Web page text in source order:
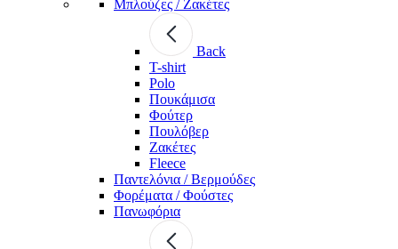
Μπλούζες / Ζακέτες
Back
T-shirt
Polo
Πουκάμισα
Φούτερ
Πουλόβερ
Ζακέτες
Fleece
Παντελόνια / Βερμούδες
Φορέματα / Φούστες
Πανωφόρια